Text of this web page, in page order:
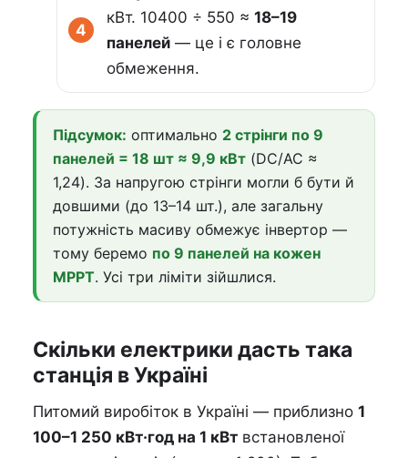
кВт. 10400 ÷ 550 ≈ 18–19
панелей — це і є головне
обмеження.
Підсумок: оптимально 2 стрінги по 9
панелей = 18 шт ≈ 9,9 кВт (DC/AC ≈
1,24). За напругою стрінги могли б бути й
довшими (до 13–14 шт.), але загальну
потужність масиву обмежує інвертор —
тому беремо по 9 панелей на кожен
MPPT. Усі три ліміти зійшлися.
Скільки електрики дасть така
станція в Україні
Питомий виробіток в Україні — приблизно 1
100–1 250 кВт·год на 1 кВт встановленої